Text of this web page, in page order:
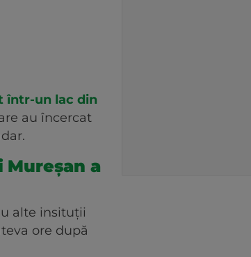
într-un lac din
au încercat
Mureșan a
alte insituții
ore după